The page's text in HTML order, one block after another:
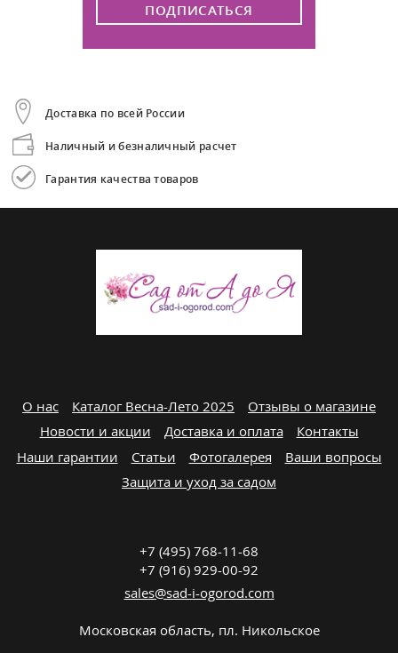
ПОДПИСАТЬСЯ
Доставка по всей России
Наличный и безналичный расчет
Гарантия качества товаров
О нас Каталог Весна-Лето 2025
Отзывы о магазине
Новости и акции
Доставка и оплата
Контакты
Наши гарантии
Статьи Фотогалерея
Ваши вопросы
Защита и уход за садом
+7 (495) 768-11-68
+7 (916) 929-00-92
sales@sad-i-ogorod.com
Московская область, пл. Никольcкое